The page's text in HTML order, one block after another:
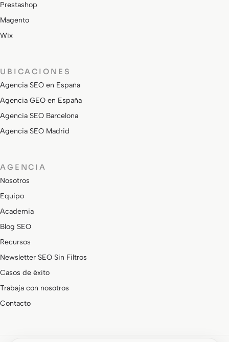
Prestashop
Magento
Wix
UBICACIONES
Agencia SEO en España
Agencia GEO en España
Agencia SEO Barcelona
Agencia SEO Madrid
AGENCIA
Nosotros
Equipo
Academia
Blog SEO
Recursos
Newsletter SEO Sin Filtros
Casos de éxito
Trabaja con nosotros
Contacto